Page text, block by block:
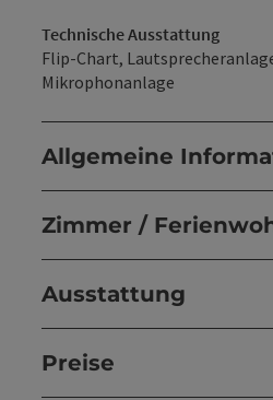
Technische Ausstattung
Flip-Chart,
Mikrophonanlage
Allgemeine
Zimmer /
Ausstattung
Preise